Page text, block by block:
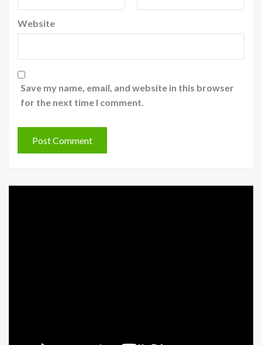
Website
Save my name, email, and website in this browser
for the next time I comment.